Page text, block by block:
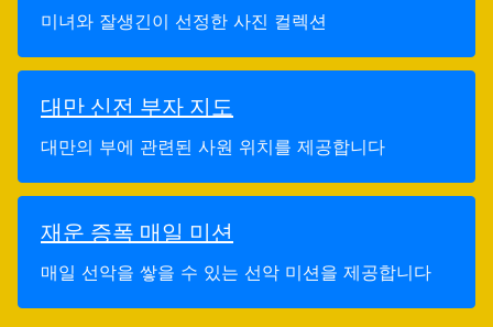
미녀와 잘생긴이 선정한 사진 컬렉션
대만 신전 부자 지도
대만의 부에 관련된 사원 위치를 제공합니다
재운 증폭 매일 미션
매일 선악을 쌓을 수 있는 선악 미션을 제공합니다